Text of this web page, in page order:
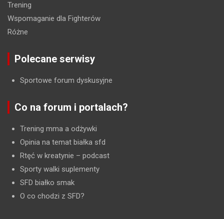
Trening
Wspomaganie dla Fighterów
Różne
Polecane serwisy
Sportowe forum dyskusyjne
Co na forum i portalach?
Trening mma a odżywki
Opinia na temat białka sfd
Rtęć w kreatynie – podcast
Sporty walki suplementy
SFD białko smak
O co chodzi z SFD?